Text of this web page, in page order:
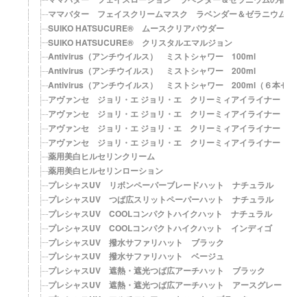
ママバター フェイスクリームマスク ラベンダー＆ゼラニウムの香
SUIKO HATSUCURE® ムースクリアパウダー
SUIKO HATSUCURE® クリスタルエマルジョン
Antivirus（アンチウイルス） ミストシャワー 100ml
Antivirus（アンチウイルス） ミストシャワー 200ml
Antivirus（アンチウイルス） ミストシャワー 200ml（６本セット
アヴァンセ ジョリ・エ ジョリ・エ クリーミィアイライナー ブラ
アヴァンセ ジョリ・エ ジョリ・エ クリーミィアイライナー ブラ
アヴァンセ ジョリ・エ ジョリ・エ クリーミィアイライナー カー
アヴァンセ ジョリ・エ ジョリ・エ クリーミィアイライナー ロー
薬用美白ヒルセリンクリーム
薬用美白ヒルセリンローション
プレシャスUV リボンペーパーブレードハット ナチュラル
プレシャスUV つば広スリットペーパーハット ナチュラル
プレシャスUV COOLコンパクトハイクハット ナチュラル
プレシャスUV COOLコンパクトハイクハット インディゴ
プレシャスUV 撥水サファリハット ブラック
プレシャスUV 撥水サファリハット ベージュ
プレシャスUV 遮熱・遮光つば広アーチハット ブラック
プレシャスUV 遮熱・遮光つば広アーチハット アースグレー